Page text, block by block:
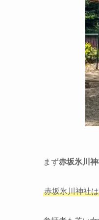
まず赤坂氷川
赤坂氷川神社